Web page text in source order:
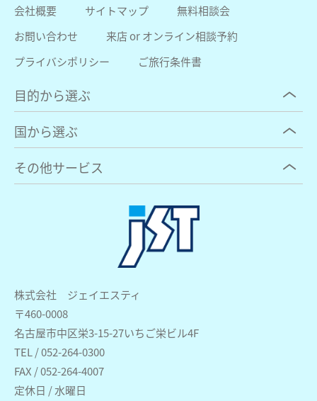
株式会社 ジェイエスティ
〒460-0008
名古屋市中区栄3-15-27いちご栄ビル4F
TEL / 052-264-0300
FAX / 052-264-4007
定休日 / 水曜日
会社概要
サイトマップ
無料相談会
お問い合わせ
来店 or オンライン相談予約
プライバシポリシー
ご旅行条件書
目的から選ぶ
国から選ぶ
その他サービス